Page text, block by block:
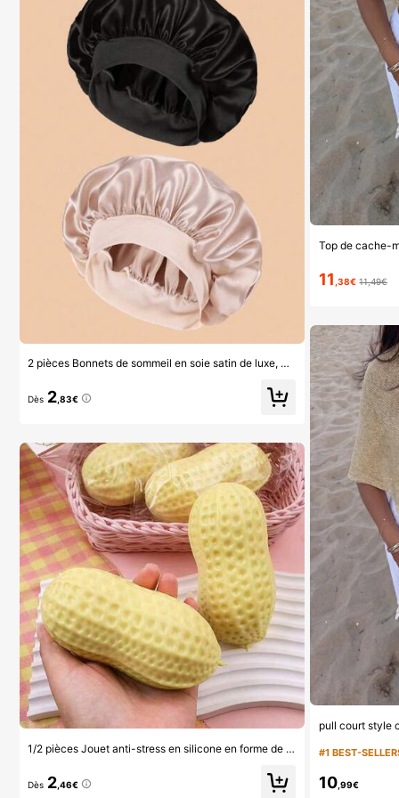
2 pièces Bonnets de sommeil en soie satin de luxe, couleur unie, bonnets de protection des cheveux élastiques, légers et confortables pour un port toute la nuit, soins capillaires, douche, ajustement doux au cuir chevelu, pour elle
Dès 2,83€
1/2 pièces Jouet anti-stress en silicone en forme de cacahuète. Les petits trous sur le produit sont des phénomènes normaux formés pendant le processus de production, pas des défauts (Veuillez vérifier le tableau des tailles avant l'achat ; le style d'emballage est aléatoire). Ce jouet anti-stress en silicone en forme de cacahuète est doux et élastique au toucher. Cadeau d'anniversaire, fournitures de fête de vacances et essentiel de voyage. Fournitures de dortoir, rentrée scolaire, essentiel de dortoir, farce de camarade de classe
Dès 2,46€
11 ,38€ 11,49€
#1 BEST-
10 ,99€